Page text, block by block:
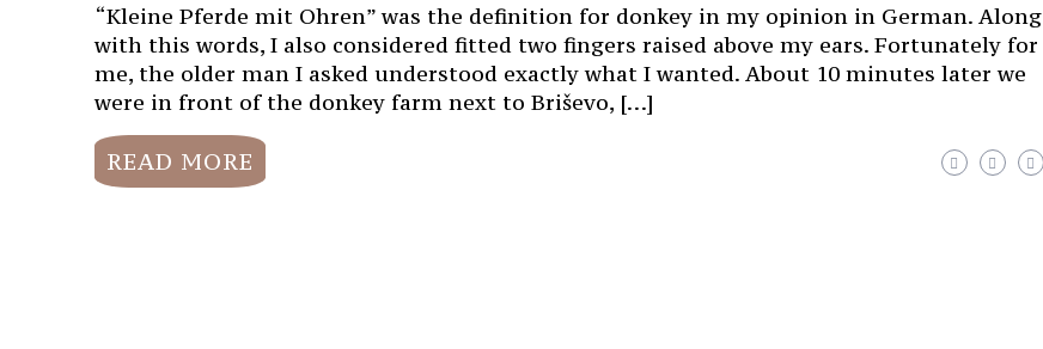
“Kleine Pferde mit Ohren” was the definition for donkey in my opinion in German. Along
with this words, I also considered fitted two fingers raised above my ears. Fortunately for
me, the older man I asked understood exactly what I wanted. About 10 minutes later we
were in front of the donkey farm next to Briševo, […]
READ MORE